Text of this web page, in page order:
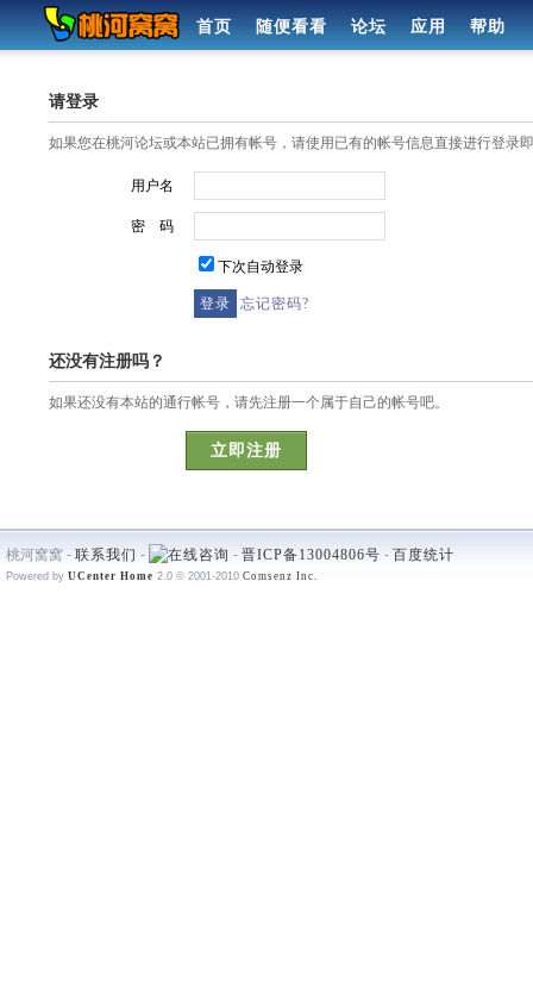
首页 随便看看 论坛 应用 帮助
请登录
如果您在桃河论坛或本站已拥有帐号，请使用已有的帐号信息直接进行登录
用户名
密 码
下次自动登录
忘记密码?
还没有注册吗？
如果还没有本站的通行帐号，请先注册一个属于自己的帐号吧。
立即注册
桃河窝窝 - 联系我们 - - 晋ICP备13004806号 - 百度统计
Powered by UCenter Home 2.0 © 2001-2010 Comsenz Inc.